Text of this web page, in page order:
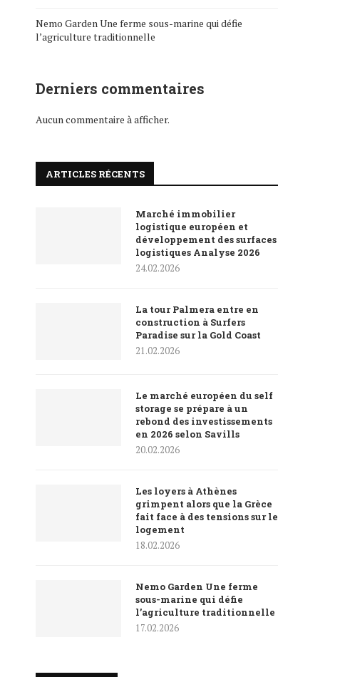
Nemo Garden Une ferme sous-marine qui défie
l’agriculture traditionnelle
Derniers commentaires
Aucun commentaire à afficher.
ARTICLES RÉCENTS
Marché immobilier
logistique européen et
développement des surfaces
logistiques Analyse 2026
24.02.2026
La tour Palmera entre en
construction à Surfers
Paradise sur la Gold Coast
21.02.2026
Le marché européen du self
storage se prépare à un
rebond des investissements
en 2026 selon Savills
20.02.2026
Les loyers à Athènes
grimpent alors que la Grèce
fait face à des tensions sur le
logement
18.02.2026
Nemo Garden Une ferme
sous-marine qui défie
l’agriculture traditionnelle
17.02.2026